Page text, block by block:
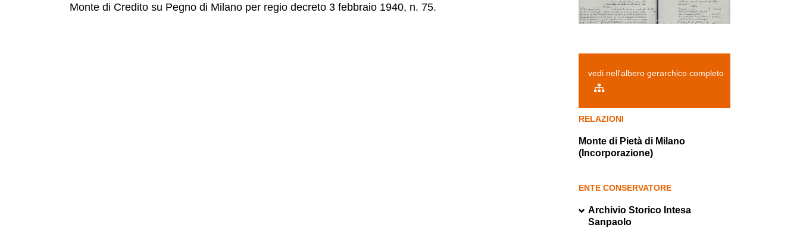
Monte di Credito su Pegno di Milano per regio decreto 3 febbraio 1940, n. 75.
vedi nell'albero gerarchico completo
RELAZIONI
Monte di Pietà di Milano
(Incorporazione)
ENTE CONSERVATORE
Archivio Storico Intesa
Sanpaolo